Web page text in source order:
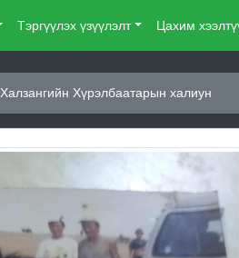
Тэргүүлэх үзүүлэлт Цахим
Халзангийн Хүрэлбаатарын халиун